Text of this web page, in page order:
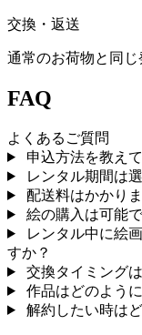
交換・返送
通常のお荷物と同じ
FAQ
よくあるご質問
申込方法を教えて
レンタル期間は
配送料はかかり
絵の購入は可能
レンタル中に絵
すか？
交換タイミング
作品はどのよう
解約したい時は